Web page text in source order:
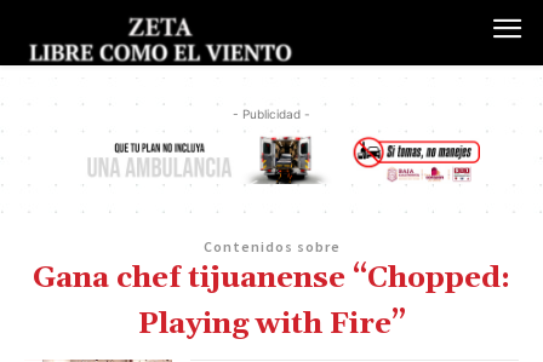
- Publicidad -
Contenidos sobre
Gana chef tijuanense “Chopped:
Playing with Fire”